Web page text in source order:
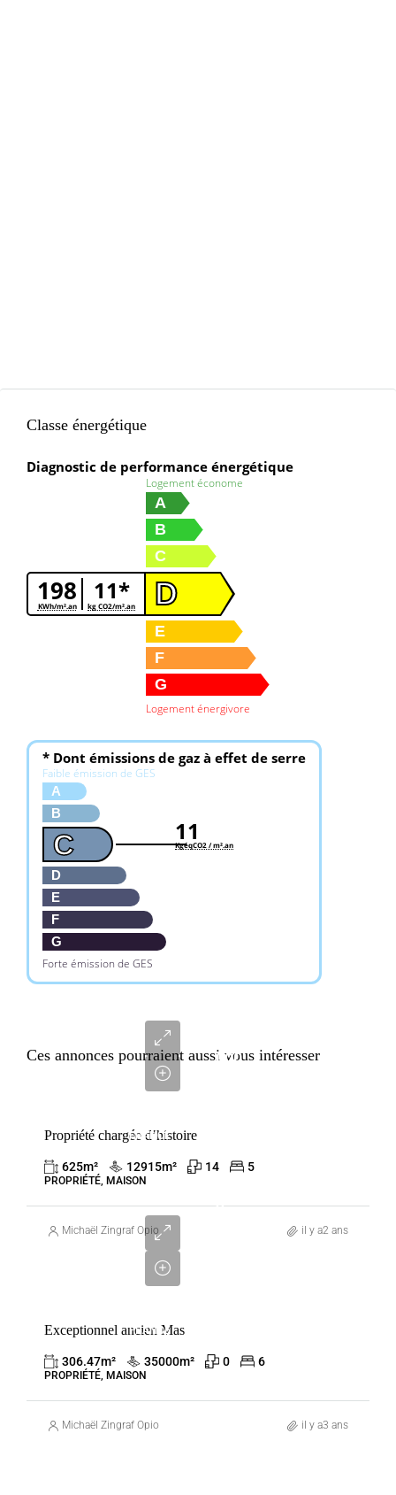
Classe énergétique
Diagnostic de performance énergétique
198
KWh/m².an
11*
kg CO2/m².an
Logement économe
A
B
C
D
E
F
G
Logement énergivore
* Dont émissions de gaz à effet de serre
Faible émission de GES
A
B
C
D
E
F
G
Forte émission de GES
11
KgéqCO2 / m².an
Ces annonces pourraient aussi vous intéresser
FRANCE
000
Propriété chargée d’histoire
625m² 12915m² 14 5
PROPRIÉTÉ, MAISON
Michaël Zingraf Opio il y a2 ans
FRANCE
2
Exceptionnel ancien Mas
306.47m² 35000m² 0 6
PROPRIÉTÉ, MAISON
Michaël Zingraf Opio il y a3 ans